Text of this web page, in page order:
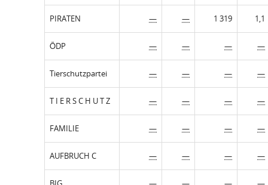
PIRATEN — — 1 319 1,1
ÖDP — — — —
Tierschutzpartei — — — —
T I E R S C H U T Z — — — —
FAMILIE — — — —
AUFBRUCH C — — — —